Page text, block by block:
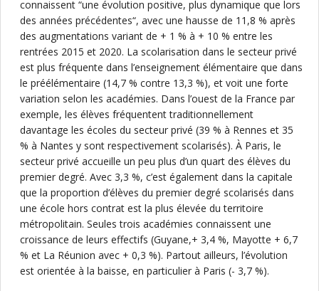
connaissent “une évolution positive, plus dynamique que lors
des années précédentes“, avec une hausse de 11,8 % après
des augmentations variant de + 1 % à + 10 % entre les
rentrées 2015 et 2020. La scolarisation dans le secteur privé
est plus fréquente dans l’enseignement élémentaire que dans
le préélémentaire (14,7 % contre 13,3 %), et voit une forte
variation selon les académies. Dans l’ouest de la France par
exemple, les élèves fréquentent traditionnellement
davantage les écoles du secteur privé (39 % à Rennes et 35
% à Nantes y sont respectivement scolarisés). À Paris, le
secteur privé accueille un peu plus d’un quart des élèves du
premier degré. Avec 3,3 %, c’est également dans la capitale
que la proportion d’élèves du premier degré scolarisés dans
une école hors contrat est la plus élevée du territoire
métropolitain. Seules trois académies connaissent une
croissance de leurs effectifs (Guyane,+ 3,4 %, Mayotte + 6,7
% et La Réunion avec + 0,3 %). Partout ailleurs, l’évolution
est orientée à la baisse, en particulier à Paris (- 3,7 %).